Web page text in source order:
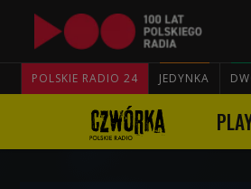
POLSKIE RADIO 24 JEDYNKA